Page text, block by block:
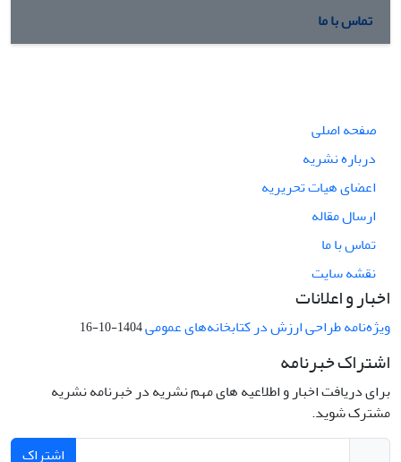
تماس با ما
صفحه اصلی
درباره نشریه
اعضای هیات تحریریه
ارسال مقاله
تماس با ما
نقشه سایت
اخبار و اعلانات
ویژه‌نامه طراحی ارزش در کتابخانه‌های عمومی1404-10-16
اشتراک خبرنامه
برای دریافت اخبار و اطلاعیه های مهم نشریه در خبرنامه نشریه
مشترک شوید.
اشتراک